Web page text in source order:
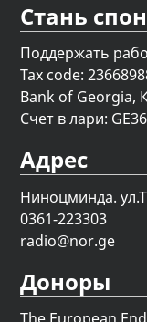
Стань
Поддержать
Tax code:
Bank of Georgia,
Счет в лари:
Адрес
Ниноцминда.
0361-223303
radio@nor.ge
Доноры